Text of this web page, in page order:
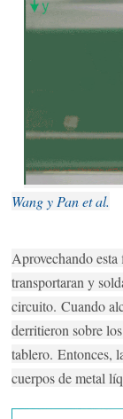
Wang y Pan et al.
Aprovechando
transportaran y
circuito.Cuando
derritieron sobre
tablero.Entonces,
cuerpos de metal